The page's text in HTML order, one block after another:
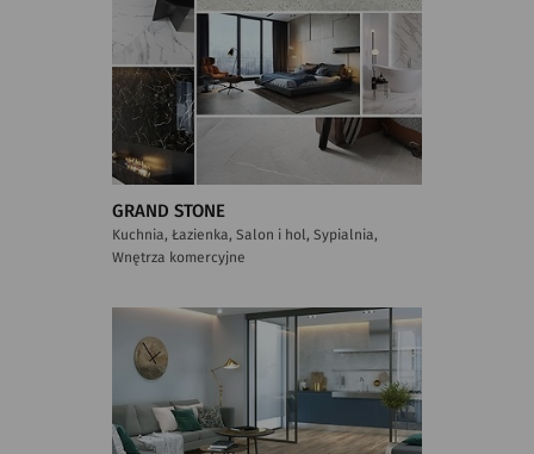
GRAND STONE
Kuchnia, Łazienka, Salon i hol, Sypialnia,
Wnętrza komercyjne